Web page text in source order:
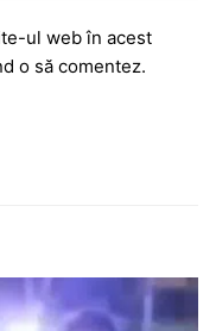
ul web în acest
o să comentez.